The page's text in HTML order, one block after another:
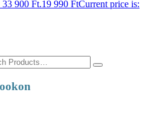
900 Ft.19 990 FtCurrent price is: